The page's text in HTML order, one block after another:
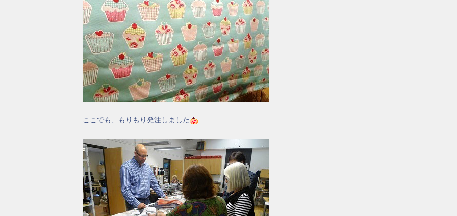
ここでも、もりもり発注しました